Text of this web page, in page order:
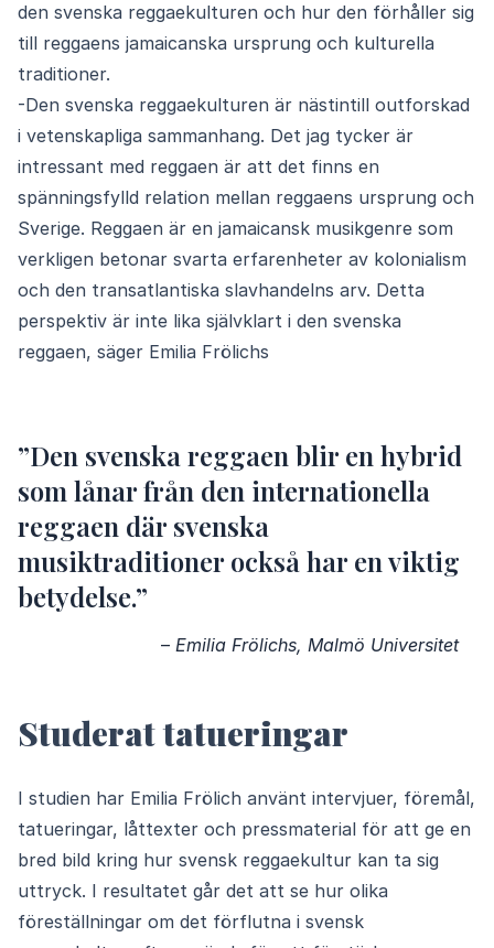
den svenska reggaekulturen och hur den förhåller sig
till reggaens jamaicanska ursprung och kulturella
traditioner.
-Den svenska reggaekulturen är nästintill outforskad
i vetenskapliga sammanhang. Det jag tycker är
intressant med reggaen är att det finns en
spänningsfylld relation mellan reggaens ursprung och
Sverige. Reggaen är en jamaicansk musikgenre som
verkligen betonar svarta erfarenheter av kolonialism
och den transatlantiska slavhandelns arv. Detta
perspektiv är inte lika självklart i den svenska
reggaen, säger Emilia Frölichs
”Den svenska reggaen blir en hybrid
som lånar från den internationella
reggaen där svenska
musiktraditioner också har en viktig
betydelse.”
– Emilia Frölichs, Malmö Universitet
Studerat tatueringar
I studien har Emilia Frölich använt intervjuer, föremål,
tatueringar, låttexter och pressmaterial för att ge en
bred bild kring hur svensk reggaekultur kan ta sig
uttryck. I resultatet går det att se hur olika
föreställningar om det förflutna i svensk